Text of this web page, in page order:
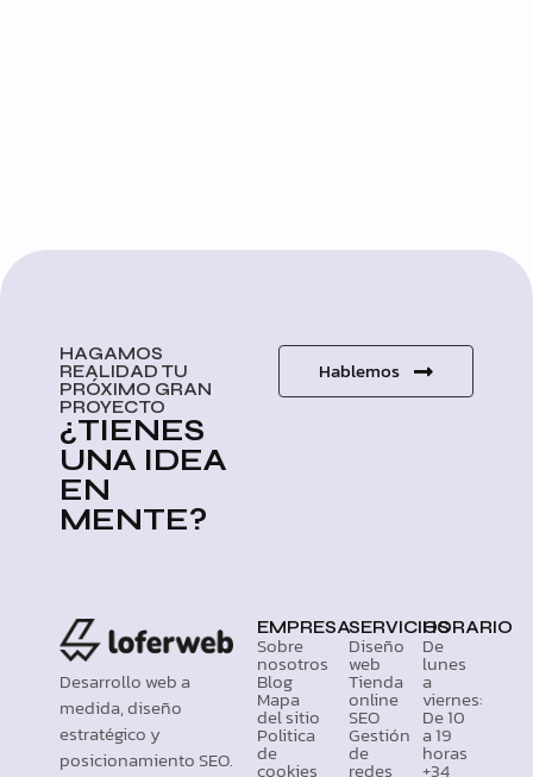
HAGAMOS
REALIDAD TU
PRÓXIMO GRAN
PROYECTO
¿TIENES
UNA IDEA
EN
MENTE?
Hablemos
Desarrollo web a
medida, diseño
estratégico y
posicionamiento SEO.
EMPRESA
Sobre
nosotros
Blog
Mapa
del sitio
Politica
de
cookies
SERVICIOS
Diseño
web
Tienda
online
SEO
Gestión
de
redes
HORARIO
De
lunes
a
viernes:
De 10
a 19
horas
+34